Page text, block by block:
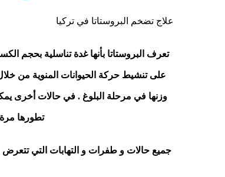
علاج تضخم البروستاتا في تركيا
تعرف البروستاتا بأنها غدة تناسلية بحجم
تطورها
جميع حالات و طفرات و التهابات التي تتعرض